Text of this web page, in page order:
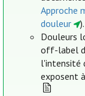
Approche
douleur
).
Douleurs
off-label
l'intensité
exposent